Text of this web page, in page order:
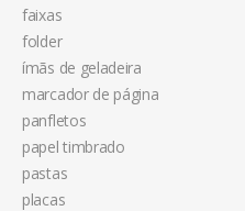
faixas
folder
ímãs de geladeira
marcador de página
panfletos
papel timbrado
pastas
placas